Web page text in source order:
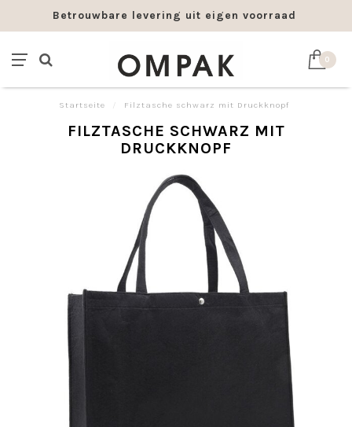
Betrouwbare levering uit eigen voorraad
0
Startseite Filztasche schwarz mit Druckknopf
FILZTASCHE SCHWARZ MIT
DRUCKKNOPF